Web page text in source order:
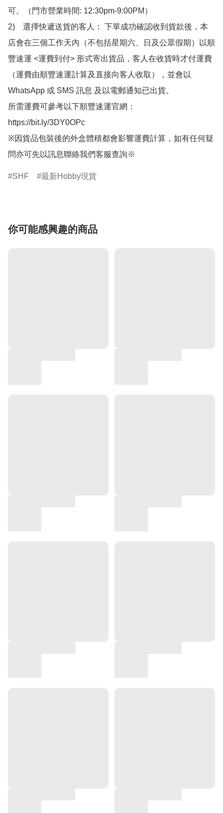
可。（門市營業時間: 12:30pm-9:00PM）
2)　選擇快遞送貨的客人： 下單成功確認收到貨款後，本
店會在三個工作天內（不包括星期六、日及公眾假期）以順
豐速運 <運費到付> 形式寄出貨品，客人在收貨時才付運費
（運費由順豐速運計算及直接向客人收取），並會以
WhatsApp 或 SMS 訊息 及以電郵通知已出貨。
所需運費可參考以下順豐速運官網：
https://bit.ly/3DY0OPc
※因貨品包裝後的外盒體積都會影響運費計算，如有任何疑
問亦可先以訊息聯絡我們客服查詢※
SHF 最新Hobby現貨
你可能感興趣的商品